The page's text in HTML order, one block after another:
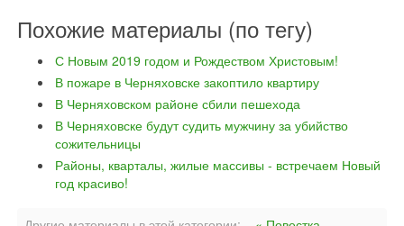
Похожие материалы (по тегу)
С Новым 2019 годом и Рождеством Христовым!
В пожаре в Черняховске закоптило квартиру
В Черняховском районе сбили пешехода
В Черняховске будут судить мужчину за убийство
сожительницы
Районы, кварталы, жилые массивы - встречаем Новый
год красиво!